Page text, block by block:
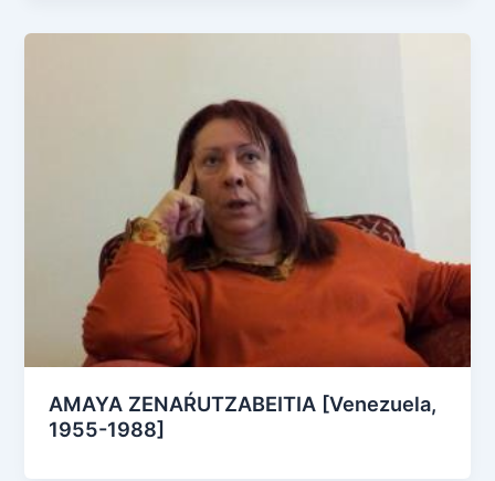
AMAYA ZENAŔUTZABEITIA [Venezuela,
1955-1988]